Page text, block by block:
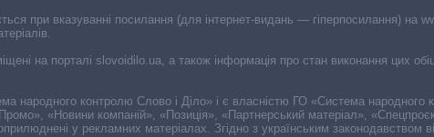
при вказуванні посилання (для інтернет-видань — гіперпосилання) на
на порталі slovoidilo.ua, а також інформація про стан виконання цих
народного контролю Слово і Діло» і є власністю ГО «Система народного
«Новини компаній», «Позиція», «Партнерський матеріал»,
у рекламних матеріалах. Згідно з українським законодавством